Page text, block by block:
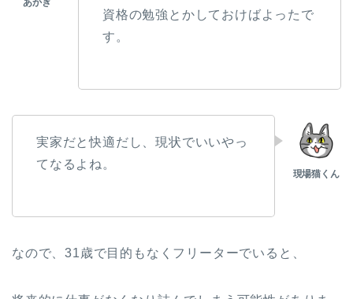
資格の勉強とかしておけばよったで
す。
実家だと快適だし、現状でいいやっ
てなるよね。
なので、31歳で目的もなくフリーターでいると、